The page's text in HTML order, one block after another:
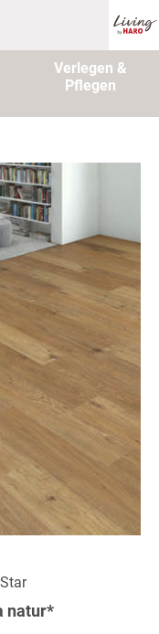
Verlegen &
Pflegen
natur*